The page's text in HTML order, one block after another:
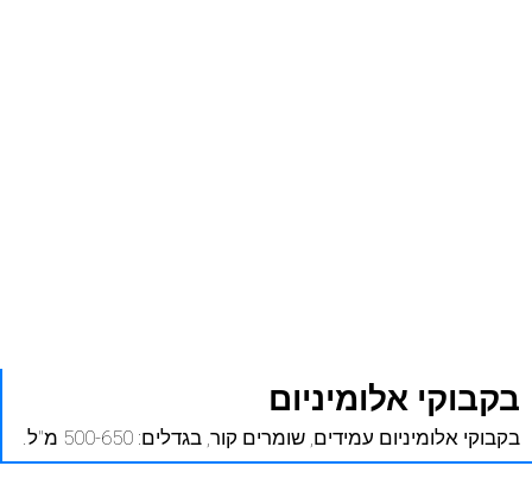
בקבוקי אלומיניום
בקבוקי אלומיניום עמידים, שומרים קור, בגדלים: 500-650 מ"ל.